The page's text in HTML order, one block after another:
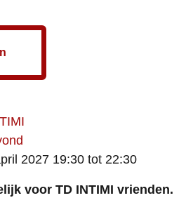
2027 19:30 tot 22:30
voor TD INTIMI vrienden.